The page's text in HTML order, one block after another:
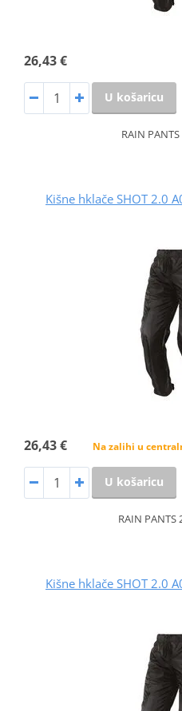
26,43 €
U košaricu
RAIN
Kišne hklače SHOT 2.0
26,43 € Na zalihi u
U košaricu
RAIN PANTS
Kišne hklače SHOT 2.0